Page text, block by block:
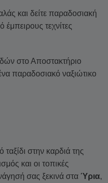
και δείτε παραδοσιακή
έμπειρους τεχνίτες
στο Αποστακτήριο
παραδοσιακό ναξιώτικο
ταξίδι στην καρδιά της
και οι τοπικές
σας ξεκινά στα Ύρια,